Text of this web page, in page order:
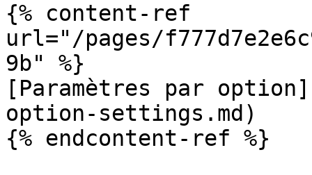
{% content-ref
url="/pages/
9b" %}
[Paramètres par
option-settings.md)
{% endcontent-ref %}